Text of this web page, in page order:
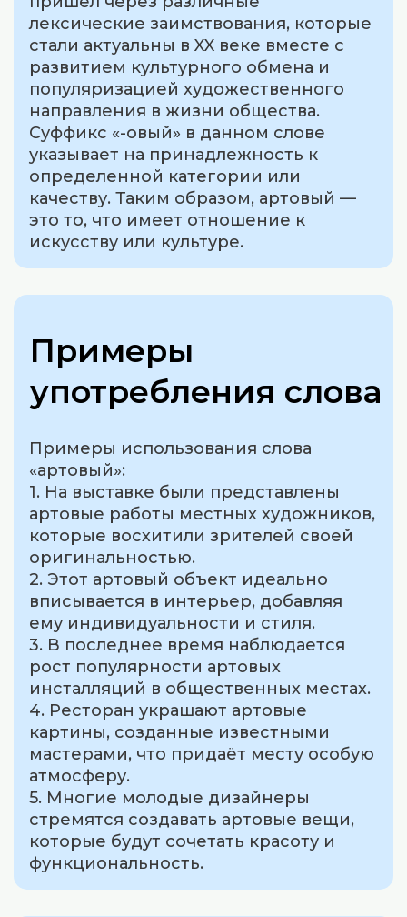
лексические заимствования, которые
стали актуальны в XX веке вместе с
развитием культурного обмена и
популяризацией художественного
направления в жизни общества.
Суффикс «-овый» в данном слове
указывает на принадлежность к
определенной категории или
качеству. Таким образом, артовый —
это то, что имеет отношение к
искусству или культуре.
Примеры
употребления слова
Примеры использования слова
«артовый»:
1. На выставке были представлены
артовые работы местных художников,
которые восхитили зрителей своей
оригинальностью.
2. Этот артовый объект идеально
вписывается в интерьер, добавляя
ему индивидуальности и стиля.
3. В последнее время наблюдается
рост популярности артовых
инсталляций в общественных местах.
4. Ресторан украшают артовые
картины, созданные известными
мастерами, что придаёт месту особую
атмосферу.
5. Многие молодые дизайнеры
стремятся создавать артовые вещи,
которые будут сочетать красоту и
функциональность.